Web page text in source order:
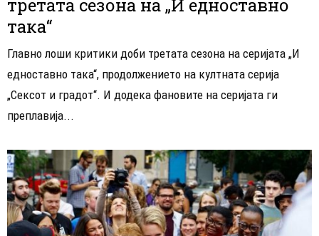
третата сезона на „И едноставно
така“
Главно лоши критики доби третата сезона на серијата „И
едноставно така“, продолжението на култната серија
„Сексот и градот“. И додека фановите на серијата ги
преплавија...